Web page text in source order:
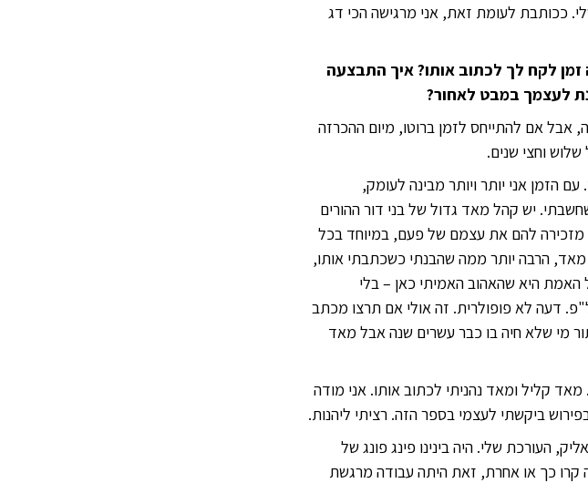
ככותבת לעומת זאת, אני מרגישה הכי דג
לקח לך לכתוב אותו? איך התבצעה
לעצמך במבט לאחור?
אם להתייחס לזמן ברוטו, מיום ההכרזה
וחצי שנים.
הזמן אני יותר ויותר מבינה לעומק,
יש קהל מאד גדול של בני דור ההורים
מזכירה להם את עצמם של פעם, במיוחד בכל
הרבה יותר ממה שהבנתי כשכתבתי אותו,
היא שהאהוב האמיתי כאן – בלי
דעה לא פופולרית. זה אולי אם תרצו מכתב
מי שלא חיה בו כבר עשרים שנה אבל מאד
קליל ומאד נהניתי לכתוב אותו. אני מודה
ביקשתי לעצמי בספר הזה. רציתי ליהנות.
העורכת שלי. היה בינינו פינג פונג של
קרו כך או אחרת, זאת היתה עבודה מרגשת